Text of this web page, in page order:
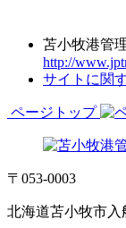
苫小牧港管
http://
サイトに関
ページトップ
〒053-0003
北海道苫小牧市入